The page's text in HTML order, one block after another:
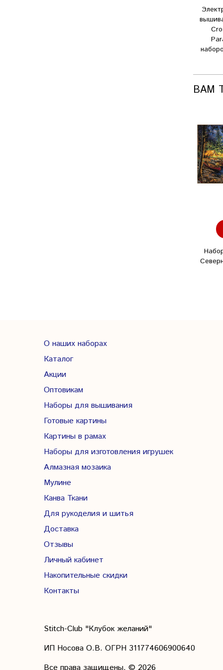
ВАМ
О наших наборах
Каталог
Акции
Оптовикам
Наборы для вышивания
Готовые картины
Картины в рамах
Наборы для изготовления игрушек
Алмазная мозаика
Мулине
Канва Ткани
Для рукоделия и шитья
Доставка
Отзывы
Личный кабинет
Накопительные скидки
Контакты
Stitch-Club "Клубок желаний"
ИП Носова О.В. ОГРН 311774606900640